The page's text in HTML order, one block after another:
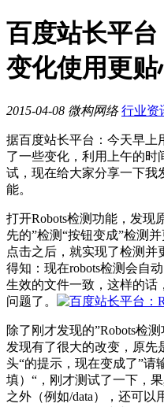
百度站长平
变化使用更贴
2015-04-08 微构网络 行业资
据百度站长平台：今天早上
了一些变化，利用上午的时
试，现在给大家分享一下我
能。
打开Robots检测功能，发现
先的”检测“按钮变成”检测
点击之后，就实现了检测并
得知：现在robots检测会自
生效的文件一致，这样的话
问题了。
除了刚才发现的”Robots检
发现有了很大的改变，原先
头“的提示，现在变成了”请
填）“，刚才测试了一下，
之外（例如/data），还可